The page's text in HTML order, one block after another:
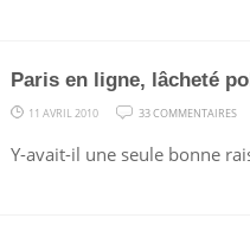
Paris en ligne, lâcheté
11 AVRIL 2010 33 COMMENTAIRES
EN
Y-avait-il une seule bonne